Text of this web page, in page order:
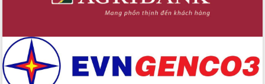
Xây dựng nông thôn mới: Nâng cao đời
thực
Quyết liệt tháo gỡ vướng mắc, đẩy
nhanh tiến độ các dự án trọng điểm
trong Khu kinh tế Nam Phú Yên